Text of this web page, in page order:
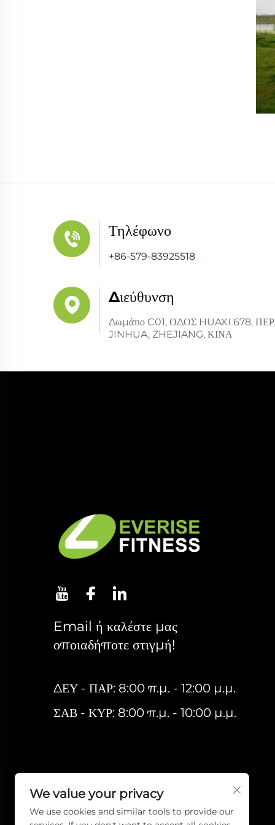
Τηλέφωνο
+86-579-83925518
Διεύθυνση
Δωμάτιο C01, ΟΔΟΣ HUAXI 678,
JINHUA, ZHEJIANG, ΚΙΝΑ
Email ή καλέστε μας
οποιαδήποτε στιγμή!
ΔΕΥ - ΠΑΡ: 8:00 π.μ. - 12:00 μ.μ.
ΣΑΒ - ΚΥΡ: 8:00 π.μ. - 10:00 μ.μ.
We value your privacy
We use cookies and similar tools to provide our